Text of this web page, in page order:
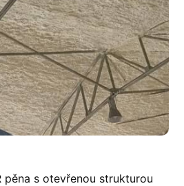
pěna s otevřenou strukturou